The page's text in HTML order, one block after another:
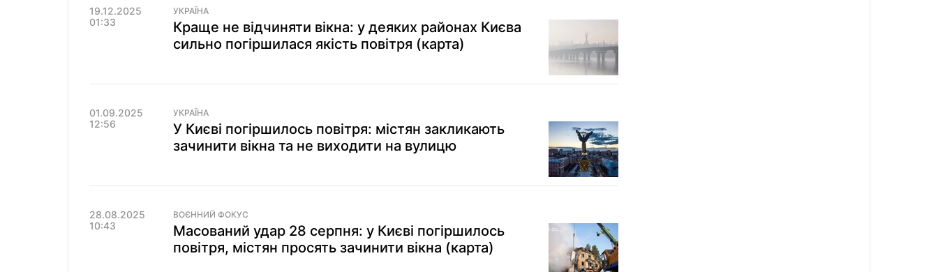
19.12.2025
01:33
УКРАЇНА
Краще не відчиняти вікна: у деяких районах Києва
сильно погіршилася якість повітря (карта)
01.09.2025
12:56
УКРАЇНА
У Києві погіршилось повітря: містян закликають
зачинити вікна та не виходити на вулицю
28.08.2025
10:43
ВОЄННИЙ ФОКУС
Масований удар 28 серпня: у Києві погіршилось
повітря, містян просять зачинити вікна (карта)